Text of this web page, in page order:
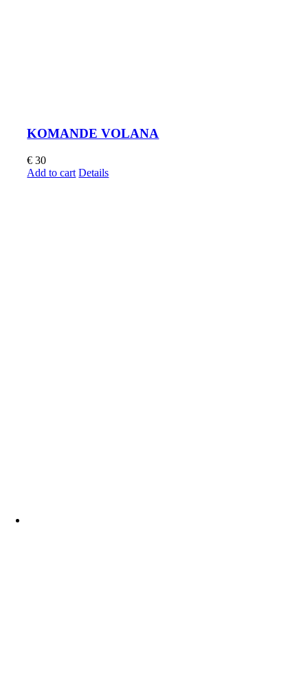
KOMANDE VOLANA
€ 30
Add to cart Details